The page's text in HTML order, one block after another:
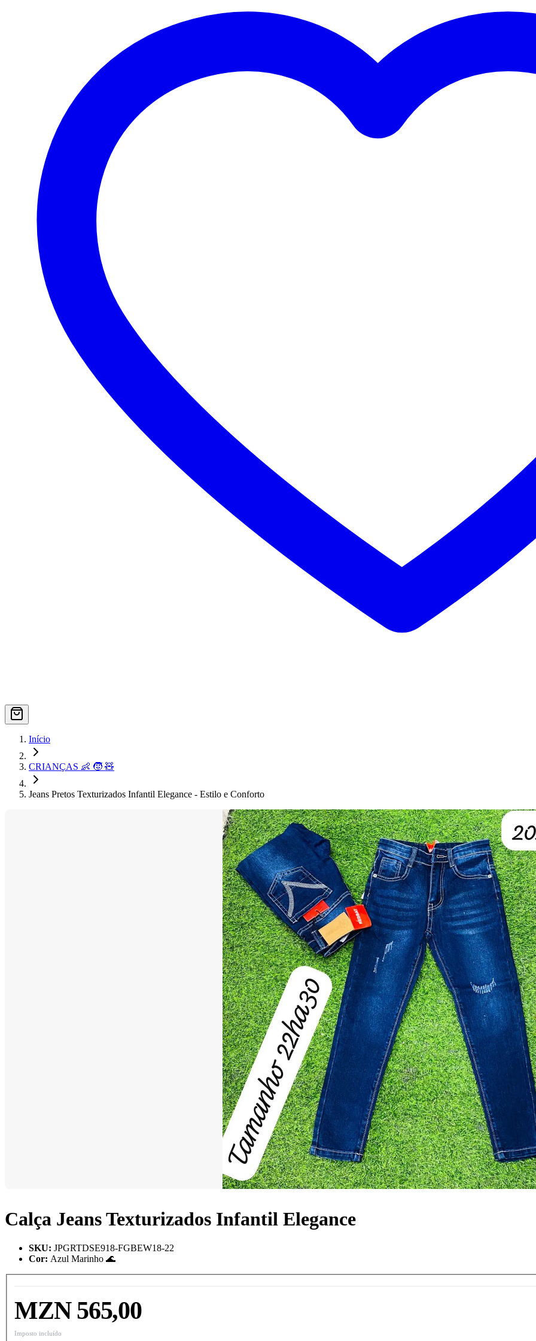
Início
CRIANÇAS 👶 🧒 🧸
Jeans Pretos Texturizados Infantil Elegance - Estilo e Conforto
Calça Jeans Texturizados Infantil Elegance
SKU: JPGRTDSE918-FGBEW18-22
Cor: Azul Marinho 🌊
MZN 565,00
Imposto incluído